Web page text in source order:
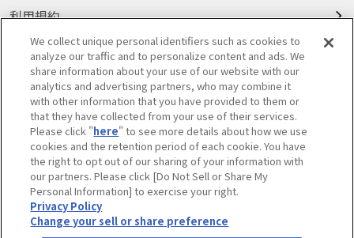
利用規約
個人情報の取り扱いについて
会員優待サービスの提携をご検討の方へ
JAFホームページ
© JAPAN AUTOMOBILE FEDERATION. All rights reserved.
We collect unique personal identifiers such as cookies to
analyze our traffic and to personalize content and ads. We
share information about your use of our website with our
analytics and advertising partners, who may combine it
with other information that you have provided to them or
that they have collected from your use of their services.
Please click "here" to see more details about how we use
cookies and the retention period of each cookie. You have
the right to opt out of our sharing of your information with
our partners. Please click [Do Not Sell or Share My
Personal Information] to exercise your right.
Privacy Policy
Change your sell or share preference